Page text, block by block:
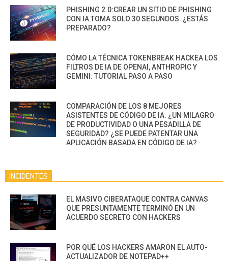
PHISHING 2.0:CREAR UN SITIO DE PHISHING
CON IA TOMA SOLO 30 SEGUNDOS. ¿ESTÁS
PREPARADO?
CÓMO LA TÉCNICA TOKENBREAK HACKEA LOS
FILTROS DE IA DE OPENAI, ANTHROPIC Y
GEMINI: TUTORIAL PASO A PASO
COMPARACIÓN DE LOS 8 MEJORES
ASISTENTES DE CÓDIGO DE IA: ¿UN MILAGRO
DE PRODUCTIVIDAD O UNA PESADILLA DE
SEGURIDAD? ¿SE PUEDE PATENTAR UNA
APLICACIÓN BASADA EN CÓDIGO DE IA?
INCIDENTES
EL MASIVO CIBERATAQUE CONTRA CANVAS
QUE PRESUNTAMENTE TERMINÓ EN UN
ACUERDO SECRETO CON HACKERS
POR QUÉ LOS HACKERS AMARON EL AUTO-
ACTUALIZADOR DE NOTEPAD++